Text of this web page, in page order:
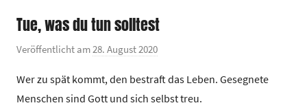
Tue, was du tun solltest
Veröffentlicht am28. August 2020
n
G
Wer zu spät kommt, den bestraft das Leben. Gesegnete
Menschen sind Gott und sich selbst treu.